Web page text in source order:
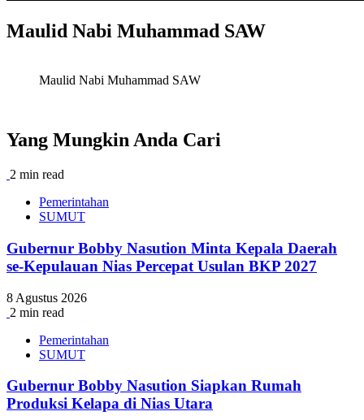
Maulid Nabi Muhammad SAW
Maulid Nabi Muhammad SAW
Yang Mungkin Anda Cari
2 min read
Pemerintahan
SUMUT
Gubernur Bobby Nasution Minta Kepala Daerah
se-Kepulauan Nias Percepat Usulan BKP 2027
8 Agustus 2026
2 min read
Pemerintahan
SUMUT
Gubernur Bobby Nasution Siapkan Rumah
Produksi Kelapa di Nias Utara